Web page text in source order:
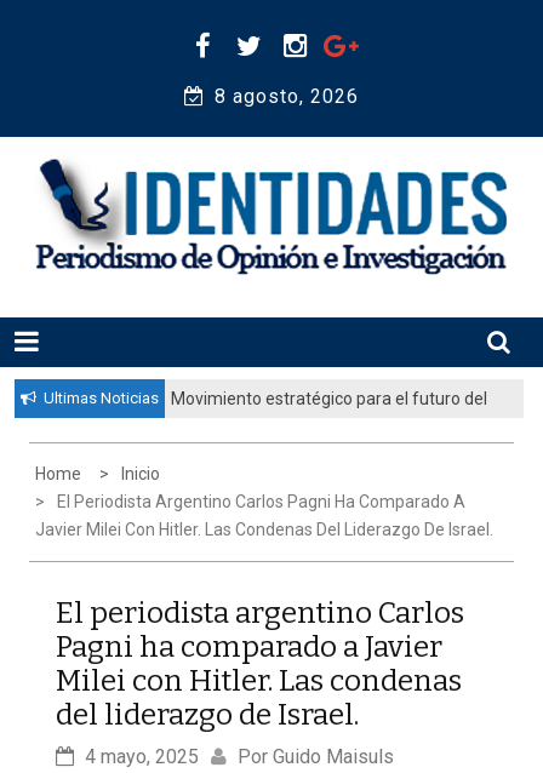
8 agosto, 2026
IDENTIDADES
Periodismo de Opinión e Investigación
Ultimas Noticias
Movimiento estratégico para el futuro del
diáspora”
Home
Inicio
El Periodista Argentino Carlos Pagni Ha Comparado A
Javier Milei Con Hitler. Las Condenas Del Liderazgo De Israel.
El periodista argentino Carlos
Pagni ha comparado a Javier
Milei con Hitler. Las condenas
del liderazgo de Israel.
4 mayo, 2025 Por Guido Maisuls